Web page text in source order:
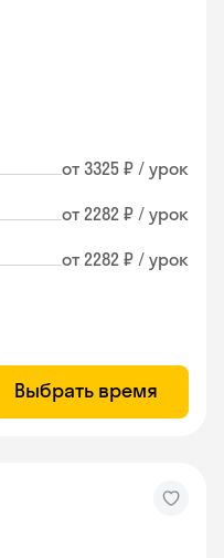
от 3325 ₽ / урок
от 2282 ₽ / урок
от 2282 ₽ / урок
Выбрать время